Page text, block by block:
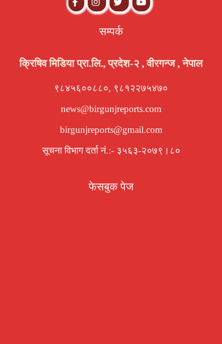
सम्पर्क
क्रिषिव मिडिया प्रा.लि., प्रदेश-२ , वीरगन्ज , नेपाल
९८४५६००८८०, ९८१२२७५४७०
news@birgunjreports.com
birgunjreports@gmail.com
सूचना विभाग दर्ता नं.:- ३५६३-२०७९।८०
फेसबुक पेज